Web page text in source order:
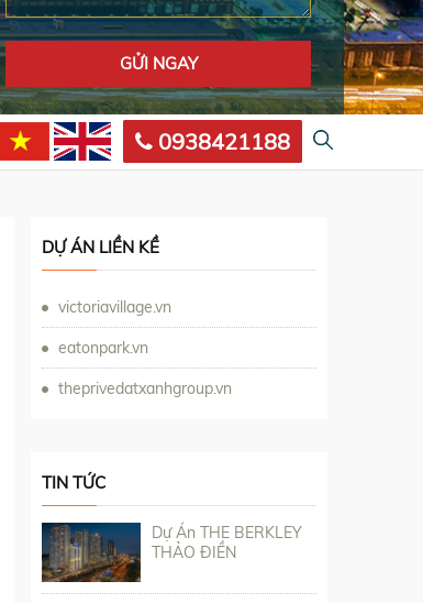
0938421188
DỰ ÁN LIỀN KỀ
victoriavillage.vn
eatonpark.vn
theprivedatxanhgroup.vn
TIN TỨC
Dự Án THE BERKLEY
THẢO ĐIỀN